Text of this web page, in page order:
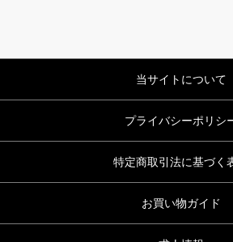
当サイトについて
プライバシーポリシ
特定商取引法に基づく
お買い物ガイド